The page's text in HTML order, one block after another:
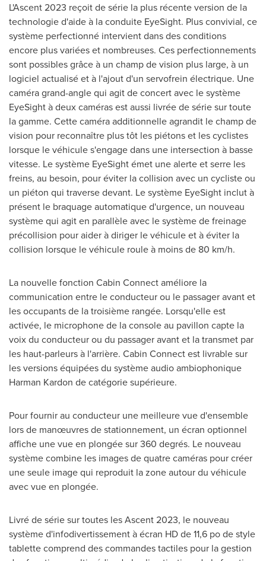
L'Ascent 2023 reçoit de série la plus récente version de la
technologie d'aide à la conduite EyeSight. Plus convivial, ce
système perfectionné intervient dans des conditions
encore plus variées et nombreuses. Ces perfectionnements
sont possibles grâce à un champ de vision plus large, à un
logiciel actualisé et à l'ajout d'un servofrein électrique. Une
caméra grand-angle qui agit de concert avec le système
EyeSight à deux caméras est aussi livrée de série sur toute
la gamme. Cette caméra additionnelle agrandit le champ de
vision pour reconnaître plus tôt les piétons et les cyclistes
lorsque le véhicule s'engage dans une intersection à basse
vitesse. Le système EyeSight émet une alerte et serre les
freins, au besoin, pour éviter la collision avec un cycliste ou
un piéton qui traverse devant. Le système EyeSight inclut à
présent le braquage automatique d'urgence, un nouveau
système qui agit en parallèle avec le système de freinage
précollision pour aider à diriger le véhicule et à éviter la
collision lorsque le véhicule roule à moins de 80 km/h.
La nouvelle fonction Cabin Connect améliore la
communication entre le conducteur ou le passager avant et
les occupants de la troisième rangée. Lorsqu'elle est
activée, le microphone de la console au pavillon capte la
voix du conducteur ou du passager avant et la transmet par
les haut-parleurs à l'arrière. Cabin Connect est livrable sur
les versions équipées du système audio ambiophonique
Harman Kardon decatégorie supérieure.
Pour fournir au conducteur une meilleure vue d'ensemble
lors de manœuvres de stationnement, un écran optionnel
affiche une vue en plongée sur 360 degrés. Le nouveau
système combine les images de quatre caméras pour créer
une seule image qui reproduit la zone autour du véhicule
avec vue en plongée.
Livré de série sur toutes les Ascent 2023, le nouveau
système d'infodivertissement à écran HD de 11,6 po de style
tablette comprend des commandes tactiles pour la gestion